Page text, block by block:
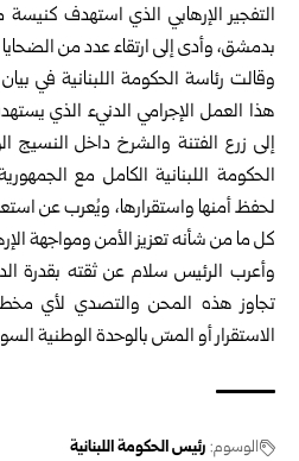
التفجير الإرهابي الذي استهدف
بدمشق، وأدى إلى ارتقاء عدد من الضحايا
وقالت رئاسة الحكومة اللبنانية في
هذا العمل الإجرامي الدنيء الذي
إلى زرع الفتنة والشرخ داخل
الحكومة اللبنانية الكامل مع
لحفظ أمنها واستقرارها، ويُعرب عن
كل ما من شأنه تعزيز الأمن ومواجهة
وأعرب الرئيس سلام عن ثقته بقدرة
تجاوز هذه المحن والتصدي لأي
الاستقرار أو المسّ بالوحدة الوطنية
الوسوم: رئيس الحكومة اللبنانية